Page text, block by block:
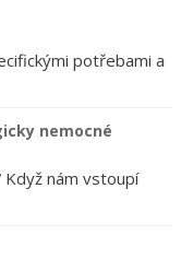
potřebami a
nemocné
Když nám vstoupí